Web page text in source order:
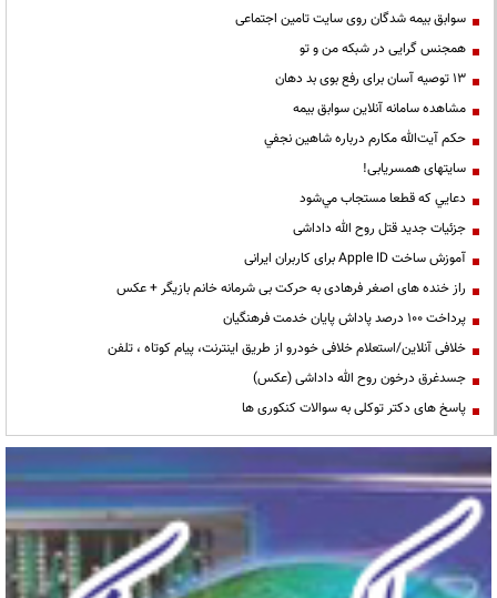
سوابق بیمه شدگان روی سایت تامین اجتماعی
همجنس گرایی در شبکه من و تو
13 توصیه آسان برای رفع بوی بد دهان
مشاهده سامانه آنلاين سوابق بیمه
حكم آيت‌الله مكارم درباره شاهين نجفي
سایتهای همسریابی!
دعايي كه قطعا مستجاب مي‌شود
جزئیات جدید قتل روح الله داداشی
آموزش ساخت Apple ID برای کاربران ایرانی
راز خنده های اصغر فرهادی به حرکت بی شرمانه خانم بازیگر + عکس
پرداخت ۱۰۰ درصد پاداش پایان خدمت فرهنگیان
خلافی آنلاین/استعلام خلافی خودرو از طریق اینترنت، پیام کوتاه ، تلفن
جسدغرق درخون روح الله داداشی (عکس)
پاسخ های دکتر توکلی به سوالات کنکوری ها